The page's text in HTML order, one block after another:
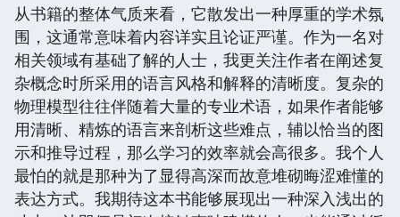
从书籍的整体气质来看，它散发出一种厚重的学术氛
围，这通常意味着内容详实且论证严谨。作为一名对
相关领域有基础了解的人士，我更关注作者在阐述复
杂概念时所采用的语言风格和解释的清晰度。复杂的
物理模型往往伴随着大量的专业术语，如果作者能够
用清晰、精炼的语言来剖析这些难点，辅以恰当的图
示和推导过程，那么学习的效率就会高很多。我个人
最怕的就是那种为了显得高深而故意堆砌晦涩难懂的
表达方式。我期待这本书能够展现出一种深入浅出的